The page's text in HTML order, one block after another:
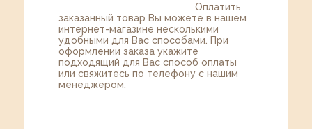
Оплатить
заказанный товар Вы можете в нашем
интернет-магазине несколькими
удобными для Вас способами. При
оформлении заказа укажите
подходящий для Вас способ оплаты
или свяжитесь по телефону с нашим
менеджером.